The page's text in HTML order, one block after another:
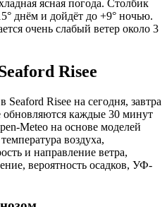
ясная погода. Столбик
днём и дойдёт до +9° ночью.
очень слабый ветер около 3
Riseе
Riseе на сегодня, завтра
каждые 30 минут
Meteo на основе моделей
воздуха,
и направление ветра,
вероятность осадков, УФ-